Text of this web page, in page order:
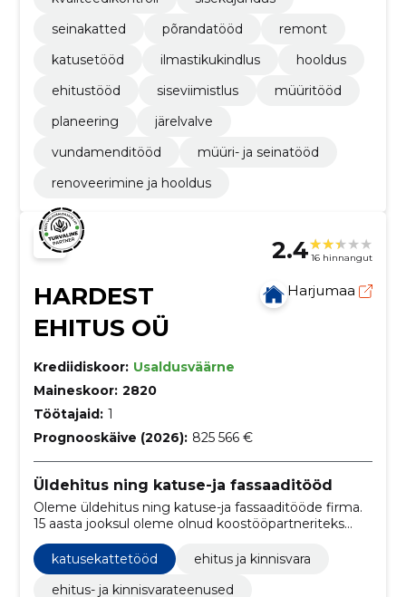
seinakatted
põrandatööd
remont
katusetööd
ilmastikukindlus
hooldus
ehitustööd
siseviimistlus
müüritööd
planeering
järelvalve
vundamenditööd
müüri- ja seinatööd
renoveerimine ja hooldus
2.4 16 hinnangut
HARDEST
EHITUS OÜ
Harjumaa
Krediidiskoor: Usaldusväärne
Maineskoor: 2820
Töötajaid: 1
Prognooskäive (2026): 825 566 €
Üldehitus ning katuse-ja fassaaditööd
Oleme üldehitus ning katuse-ja fassaaditööde firma.
15 aasta jooksul oleme olnud koostööpartneriteks
paljudele ettevõtetele, eraisikust klientidele ja
renoveerinud korterelamuid koos pealeehitusega.
katusekattetööd
ehitus ja kinnisvara
ehitus- ja kinnisvarateenused